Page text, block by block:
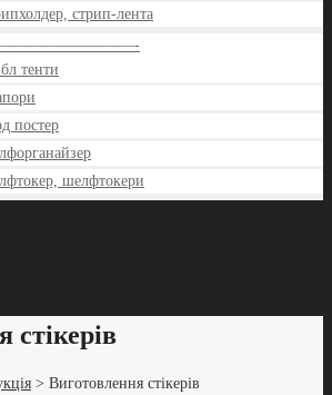
стрип-лента
тенти
постер
шелфтокери
стікерів
> Виготовлення стікерів